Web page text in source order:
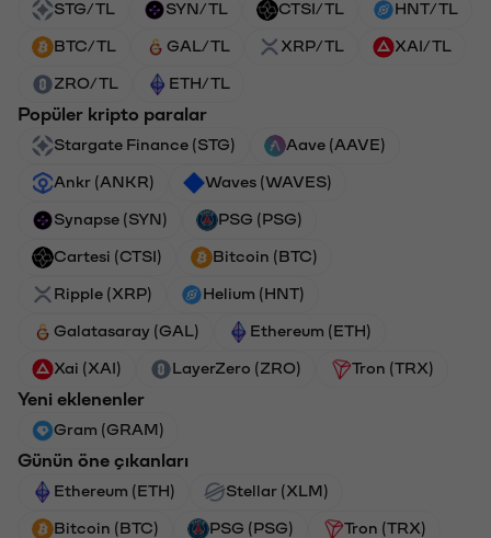
STG/TL SYN/TL CTSI/TL HNT/TL
BTC/TL GAL/TL XRP/TL XAI/TL
ZRO/TL ETH/TL
Popüler kripto paralar
Stargate Finance (STG) Aave (AAVE)
Ankr (ANKR) Waves (WAVES)
Synapse (SYN) PSG (PSG)
Cartesi (CTSI) Bitcoin (BTC)
Ripple (XRP) Helium (HNT)
Galatasaray (GAL) Ethereum (ETH)
Xai (XAI) LayerZero (ZRO) Tron (TRX)
Yeni eklenenler
Gram (GRAM)
Günün öne çıkanları
Ethereum (ETH) Stellar (XLM)
Bitcoin (BTC) PSG (PSG) Tron (TRX)